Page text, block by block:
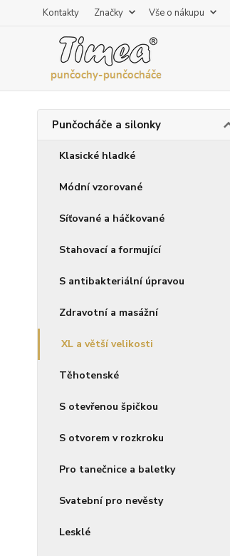
Kontakty Značky Vše o nákupu
Punčocháče a silonky
Klasické hladké
Módní vzorované
Síťované a háčkované
Stahovací a formující
S antibakteriální úpravou
Zdravotní a masážní
XL a větší velikosti
Těhotenské
S otevřenou špičkou
S otvorem v rozkroku
Pro tanečnice a baletky
Svatební pro nevěsty
Lesklé